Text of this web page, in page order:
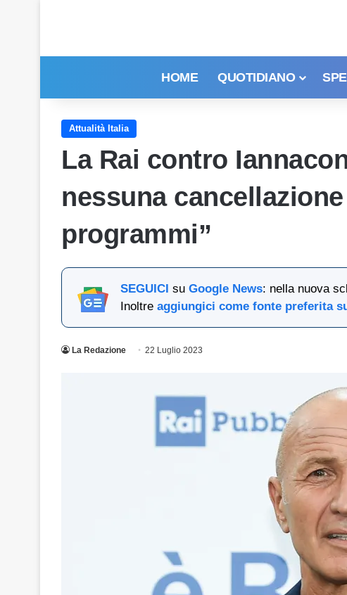
HOME QUOTIDIANO
Attualità Italia
La Rai contro
nessuna
programmi”
SEGUICI su Google News: nella nuova
Inoltre aggiungici come fonte preferita
La Redazione 22 Luglio 2023